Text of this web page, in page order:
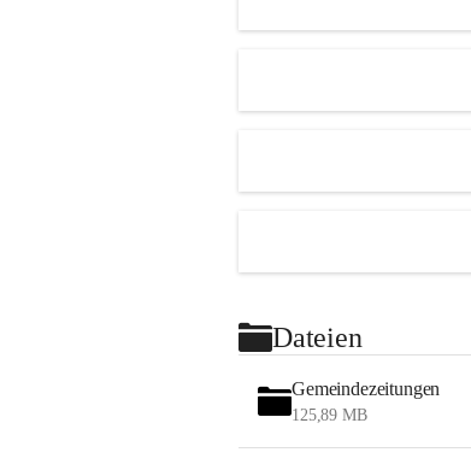
Dateien
Gemeindezeitungen
125,89 MB